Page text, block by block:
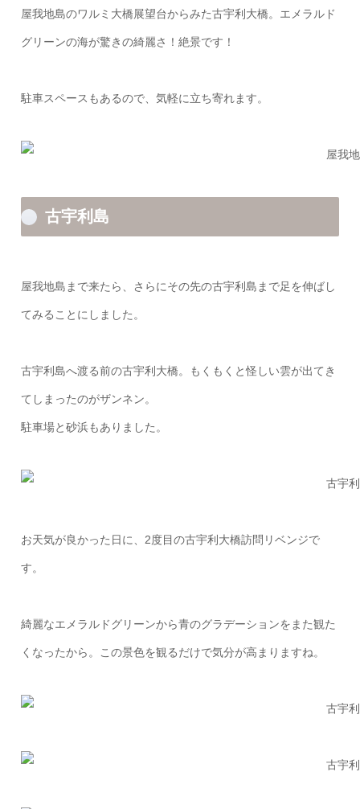
屋我地島のワルミ大橋展望台からみた古宇利大橋。エメラルド
グリーンの海が驚きの綺麗さ！絶景です！
駐車スペースもあるので、気軽に立ち寄れます。
古宇利島
屋我地島まで来たら、さらにその先の古宇利島まで足を伸ばし
てみることにしました。
古宇利島へ渡る前の古宇利大橋。もくもくと怪しい雲が出てき
てしまったのがザンネン。
駐車場と砂浜もありました。
お天気が良かった日に、2度目の古宇利大橋訪問リベンジで
す。
綺麗なエメラルドグリーンから青のグラデーションをまた観た
くなったから。この景色を観るだけで気分が高まりますね。